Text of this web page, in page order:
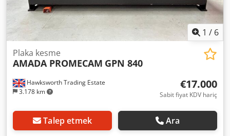
1 / 6
Hawksworth Trading Estate
3.178 km
Plaka kesme
AMADA PROMECAM GPN 840
€17.000
Sabit fiyat KDV hariç
Talep etmek Ara